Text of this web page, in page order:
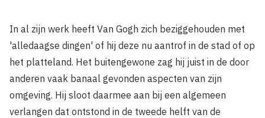
In al zijn werk heeft Van Gogh zich beziggehouden met
'alledaagse dingen' of hij deze nu aantrof in de stad of op
het platteland. Het buitengewone zag hij juist in de door
anderen vaak banaal gevonden aspecten van zijn
omgeving. Hij sloot daarmee aan bij een algemeen
verlangen dat ontstond in de tweede helft van de